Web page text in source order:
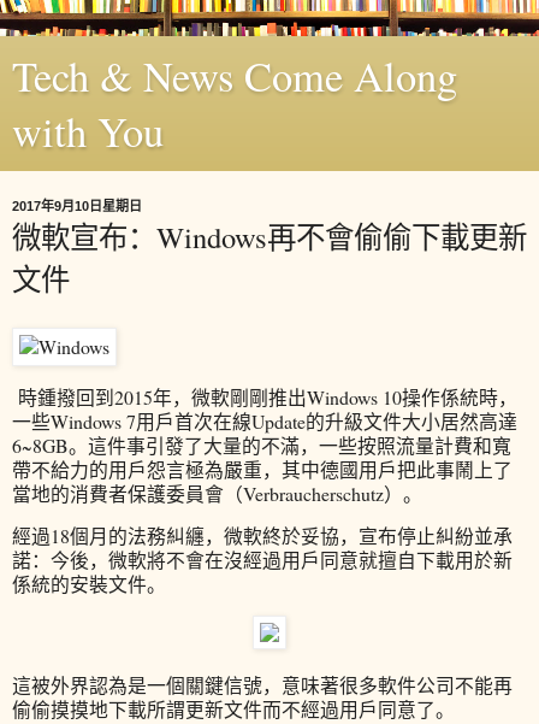
Tech & News Come Along
with You
2017年9月10日星期日
微軟宣布：Windows再不會偷偷下載更新
文件
時鍾撥回到2015年，微軟剛剛推出Windows 10操作係統時，
一些Windows 7用戶首次在線Update的升級文件大小居然高達
6~8GB。這件事引發了大量的不滿，一些按照流量計費和寬
帶不給力的用戶怨言極為嚴重，其中德國用戶把此事鬧上了
當地的消費者保護委員會（Verbraucherschutz）。
經過18個月的法務糾纏，微軟終於妥協，宣布停止糾紛並承
諾：今後，微軟將不會在沒經過用戶同意就擅自下載用於新
係統的安裝文件。
這被外界認為是一個關鍵信號，意味著很多軟件公司不能再
偷偷摸摸地下載所謂更新文件而不經過用戶同意了。